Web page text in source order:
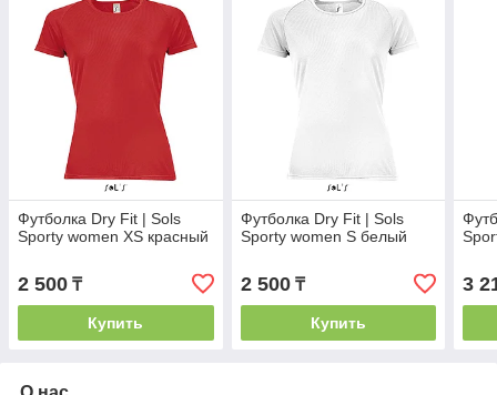
Футболка Dry Fit | Sols
Sporty women XS красный
2 500 ₸
Купить
Футболка Dry Fit | Sols
Sporty women S белый
2 500₸
Купить
3